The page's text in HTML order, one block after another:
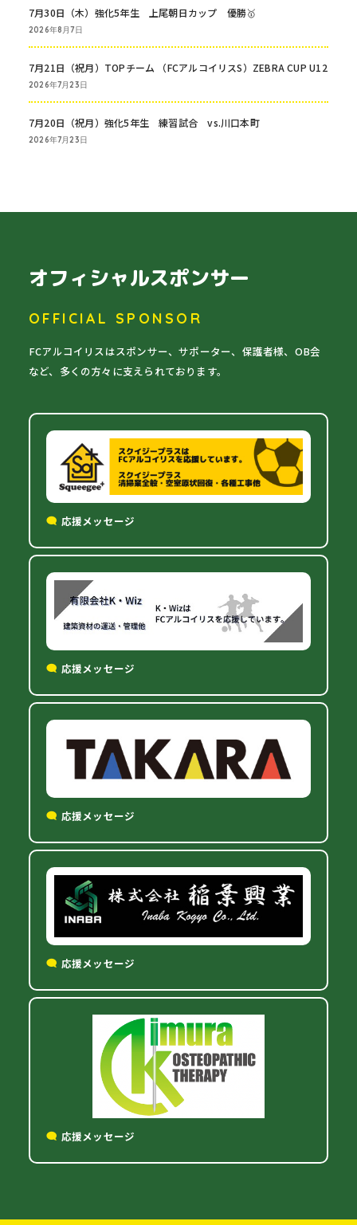
7月30日（木）強化5年生 上尾朝日カップ 優勝🥇
2026年8月7日
7月21日（祝月）TOPチーム （FCアルコイリスS）ZEBRA CUP U12
2026年7月23日
7月20日（祝月）強化5年生 練習試合 vs.川口本町
2026年7月23日
オフィシャルスポンサー
OFFICIAL SPONSOR
FCアルコイリスはスポンサー、サポーター、保護者様、OB会
など、多くの方々に支えられております。
応援メッセージ
応援メッセージ
応援メッセージ
応援メッセージ
応援メッセージ